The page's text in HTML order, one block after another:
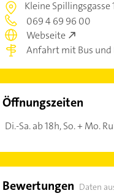
Kleine Spillingsgasse
069 4 69 96 00
Webseite
Anfahrt mit Bus und
Öffnungszeiten
Di.-Sa. ab 18h, So. + Mo.
Bewertungen Daten